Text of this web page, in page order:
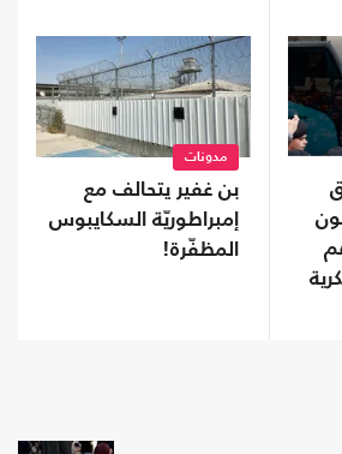
مدونات
بن غفير يتحالف مع
إمبراطوريّة السكايبوس
المظفّرة!